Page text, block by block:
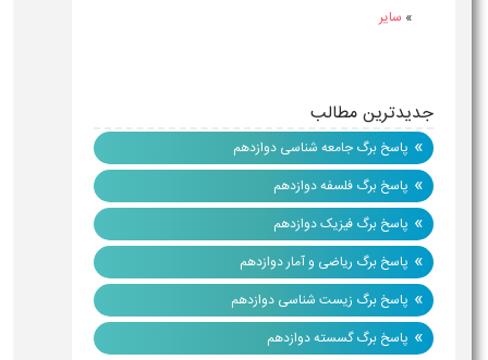
» سایر
جدیدترین مطالب
» پاسخ برگ جامعه شناسی دوازدهم
» پاسخ برگ فلسفه دوازدهم
» پاسخ برگ فیزیک دوازدهم
» پاسخ برگ ریاضی و آمار دوازدهم
» پاسخ برگ زیست شناسی دوازدهم
» پاسخ برگ گسسته دوازدهم